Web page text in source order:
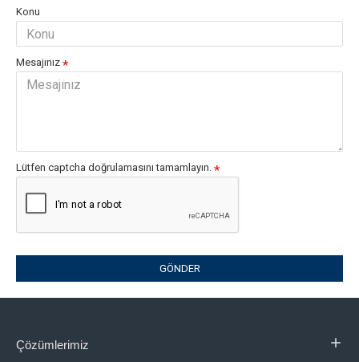
Konu
Mesajınız
Lütfen captcha doğrulamasını tamamlayın.
GÖNDER
Çözümlerimiz